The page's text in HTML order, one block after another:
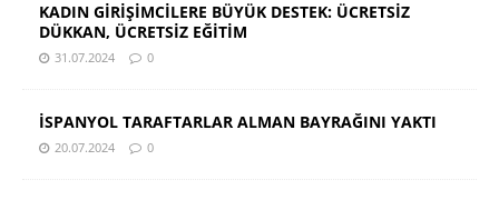
KADIN GİRİŞİMCİLERE BÜYÜK DESTEK: ÜCRETSİZ
DÜKKAN, ÜCRETSİZ EĞİTİM
31.07.2024 0
İSPANYOL TARAFTARLAR ALMAN BAYRAĞINI YAKTI
20.07.2024 0